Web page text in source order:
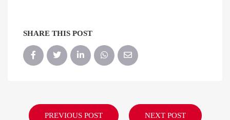
SHARE THIS POST
PREVIOUS POST NEXT POST